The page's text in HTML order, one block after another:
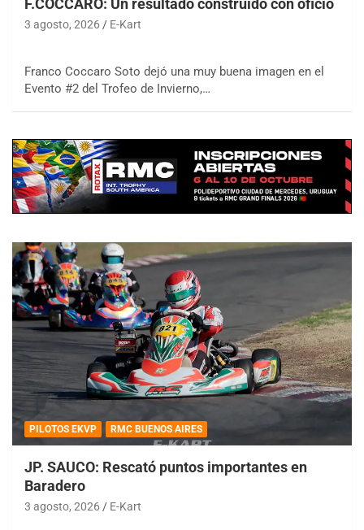
F.CÓCCARO: Un resultado construido con oficio
3 agosto, 2026 E-Kart
Franco Coccaro Soto dejó una muy buena imagen en el
Evento #2 del Trofeo de Invierno,…
PILOTOS EKVP RMC BUENOS AIRES
JP. SAUCO: Rescató puntos importantes en
Baradero
3 agosto, 2026 E-Kart